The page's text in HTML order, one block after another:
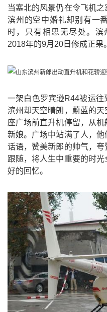
当塞北的风景仍在令飞机
滨州的空中婚礼却别有一
时，只有相思无尽处。
2018年的9月20日修成正果。
一架白色罗宾逊R44被运往
滨州却天空晴朗，蔚蓝的
座广场前直升机停留，从
新娘。广场中站满了人，
话语，赞美新郎的帅气，
跟随，将人生中重要的时
好的回忆。